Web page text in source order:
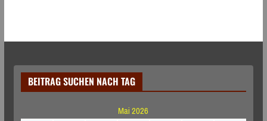
BEITRAG SUCHEN NACH TAG
Mai 2026